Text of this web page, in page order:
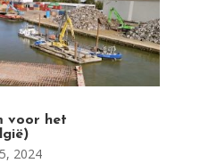
voor het
2024